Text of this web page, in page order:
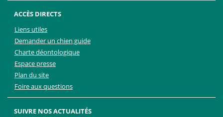
ACCÈS DIRECTS
Liens utiles
Demander un chien guide
Charte déontologique
Espace presse
Plan du site
Foire aux questions
SUIVRE NOS ACTUALITÉS